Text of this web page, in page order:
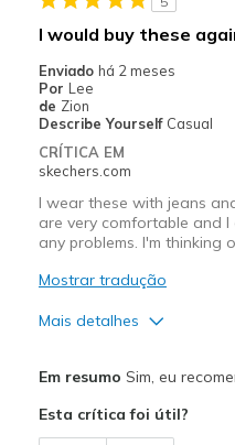
Travel
Width
Sizing
View On Shoes
I'm Into
I would buy these
Enviado há 2 meses
Por Lee
de Zion
Describe Yourself Casual
CRÍTICA EM
skechers.com
I wear these with jeans
are very comfortable and
any problems. I'm thinking
Mostrar tradução
Mais detalhes
Comfortable
Em resumo Sim, eu
Esta crítica foi útil?